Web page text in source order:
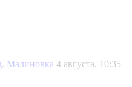
Малиновка 4 августа, 10:35